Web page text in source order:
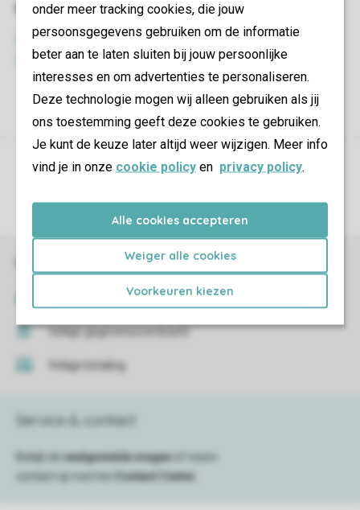
onder meer tracking cookies, die jouw
persoonsgegevens gebruiken om de informatie
beter aan te laten sluiten bij jouw persoonlijke
interesses en om advertenties te personaliseren.
Deze technologie mogen wij alleen gebruiken als jij
ons toestemming geeft deze cookies te gebruiken.
Je kunt de keuze later altijd weer wijzigen. Meer info
vind je in onze cookie policy en privacy policy.
Alle cookies accepteren
Weiger alle cookies
Voorkeuren kiezen
Controle over jouw gegevens & privacy
Instellingen wijzigen
Veilig en snel online boeken
Veilige gegevensoverdracht
Veilige betaling
Service & contact
Bekijk de veelgestelde vragen
of neem
contact op met het
Contact Center